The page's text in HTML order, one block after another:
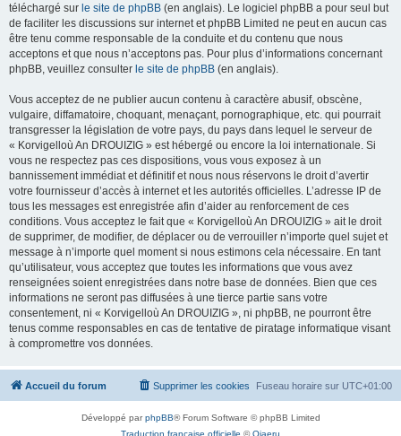
téléchargé sur le site de phpBB (en anglais). Le logiciel phpBB a pour seul but
de faciliter les discussions sur internet et phpBB Limited ne peut en aucun cas
être tenu comme responsable de la conduite et du contenu que nous
acceptons et que nous n’acceptons pas. Pour plus d’informations concernant
phpBB, veuillez consulter le site de phpBB (en anglais).
Vous acceptez de ne publier aucun contenu à caractère abusif, obscène,
vulgaire, diffamatoire, choquant, menaçant, pornographique, etc. qui pourrait
transgresser la législation de votre pays, du pays dans lequel le serveur de
« Korvigelloù An DROUIZIG » est hébergé ou encore la loi internationale. Si
vous ne respectez pas ces dispositions, vous vous exposez à un
bannissement immédiat et définitif et nous nous réservons le droit d’avertir
votre fournisseur d’accès à internet et les autorités officielles. L’adresse IP de
tous les messages est enregistrée afin d’aider au renforcement de ces
conditions. Vous acceptez le fait que « Korvigelloù An DROUIZIG » ait le droit
de supprimer, de modifier, de déplacer ou de verrouiller n’importe quel sujet et
message à n’importe quel moment si nous estimons cela nécessaire. En tant
qu’utilisateur, vous acceptez que toutes les informations que vous avez
renseignées soient enregistrées dans notre base de données. Bien que ces
informations ne seront pas diffusées à une tierce partie sans votre
consentement, ni « Korvigelloù An DROUIZIG », ni phpBB, ne pourront être
tenus comme responsables en cas de tentative de piratage informatique visant
à compromettre vos données.
Accueil du forum Fuseau horaire sur UTC+01:00
Supprimer les cookies
Développé parphpBB® Forum Software © phpBB Limited
Traduction française officielle ©Qiaeru